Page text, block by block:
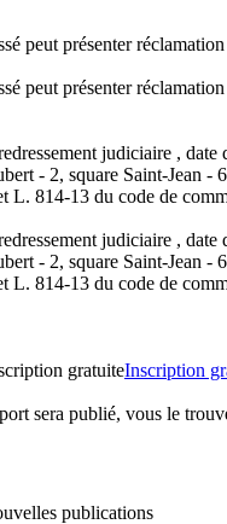
peut présenter
peut présenter
judiciaire ,
- 2, square Saint-Jean -
L. 814-13 du code de
judiciaire ,
- 2, square Saint-Jean -
L. 814-13 du code de
gratuiteInscription
sera publié, vous le
publications